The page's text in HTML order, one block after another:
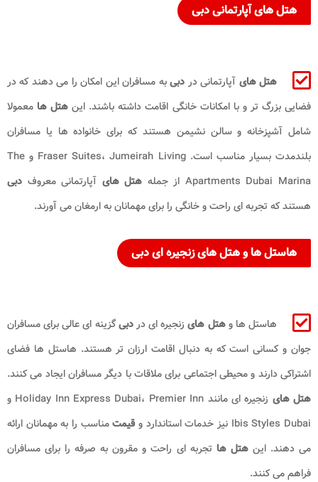
هتل های آپارتمانی دبی
هتل های آپارتمانی در دبیبه مسافران این امکان را می دهند که در
فضایی بزرگ تر و با امکانات خانگی اقامت داشته باشند. این هتل ها معمولا
شامل آشپزخانه و سالن نشیمن هستند که برای خانواده ها یا مسافران
بلندمدت بسیار مناسب است. Fraser Suites، Jumeirah Living و The
Apartments Dubai Marina از جمله
هتل های آپارتمانی معروف دبی
هستند که تجربه ای راحت و خانگی را برای مهمانان به ارمغان می آورند.
هاستل ها و هتل های زنجیره ای دبی
هاستل ها وهتل هایزنجیره ای دردبیگزینه ای عالی برای مسافران
جوان و کسانی است که به دنبال اقامت ارزان تر هستند. هاستل ها فضای
اشتراکی دارند و محیطی اجتماعی برای ملاقات با دیگر مسافران ایجاد می کنند.
هتل های
زنجیره ای مانند Holiday Inn Express Dubai، Premier Inn و
Ibis Styles Dubai نیز خدمات استاندارد و
قیمتمناسب را به مهمانان ارائه
می دهند. این هتل ها تجربه ای راحت و مقرون به صرفه را برای مسافران
فراهم می کنند.